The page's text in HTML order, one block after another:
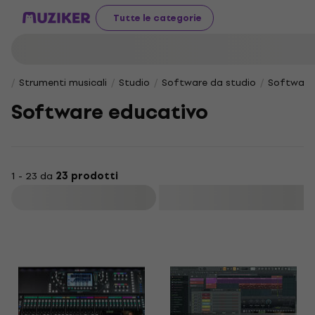
Tutte le categorie
Strumenti musicali Studio Software da studio
Software educativo
1 - 23 da 23 prodotti